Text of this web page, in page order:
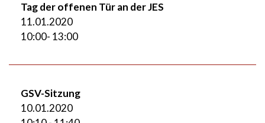
Tag der offenen Tür an der JES
11.01.2020
10:00- 13:00
GSV-Sitzung
10.01.2020